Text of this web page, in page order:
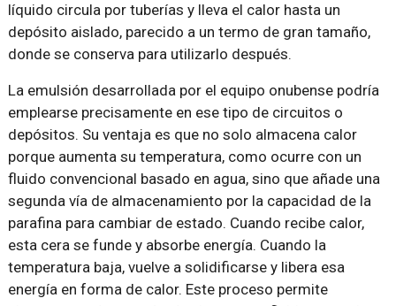
líquido circula por tuberías y lleva el calor hasta un
depósito aislado, parecido a un termo de gran tamaño,
donde se conserva para utilizarlo después.
La emulsión desarrollada por el equipo onubense podría
emplearse precisamente en ese tipo de circuitos o
depósitos. Su ventaja es que no solo almacena calor
porque aumenta su temperatura, como ocurre con un
fluido convencional basado en agua, sino que añade una
segunda vía de almacenamiento por la capacidad de la
parafina para cambiar de estado. Cuando recibe calor,
esta cera se funde y absorbe energía. Cuando la
temperatura baja, vuelve a solidificarse y libera esa
energía en forma de calor. Este proceso permite